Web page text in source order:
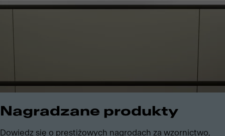
Nagradzane produkty
Dowiedz się o prestiżowych nagrodach za wzornictwo,